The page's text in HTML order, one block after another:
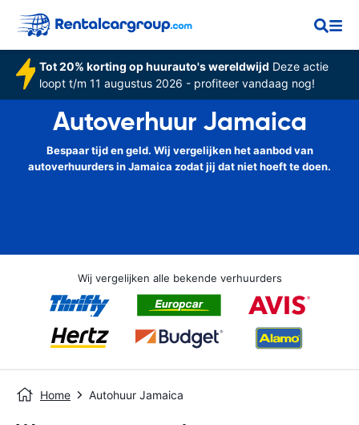
Tot 20% korting op huurauto's wereldwijd Deze actie
loopt t/m 11 augustus 2026 - profiteer vandaag nog!
Autoverhuur Jamaica
Bespaar tijd en geld. Wij vergelijken het aanbod van
autoverhuurders in Jamaica zodat jij dat niet hoeft te doen.
Wij vergelijken alle bekende verhuurders
Home Autohuur Jamaica